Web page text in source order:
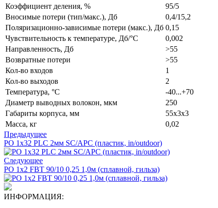
Коэффициент деления, %
95/5
Вносимые потери (тип/макс.), Дб
0,4/15,2
Поляризационно-зависимые потери (макс.), Дб 0,15
Чувствительность к температуре, Дб/°С
0,002
Направленность, Дб
>55
Возвратные потери
>55
Кол-во входов
1
Кол-во выходов
2
Температура, °С
-40...+70
Диаметр выводных волокон, мкм
250
Габариты корпуса, мм
55х3х3
Масса, кг
0,02
Предыдущее
РО 1х32 PLC 2мм SC/APC (пластик, in/outdoor)
Следующее
РO 1х2 FBT 90/10 0,25 1,0м (сплавной, гильза)
ИНФОРМАЦИЯ: